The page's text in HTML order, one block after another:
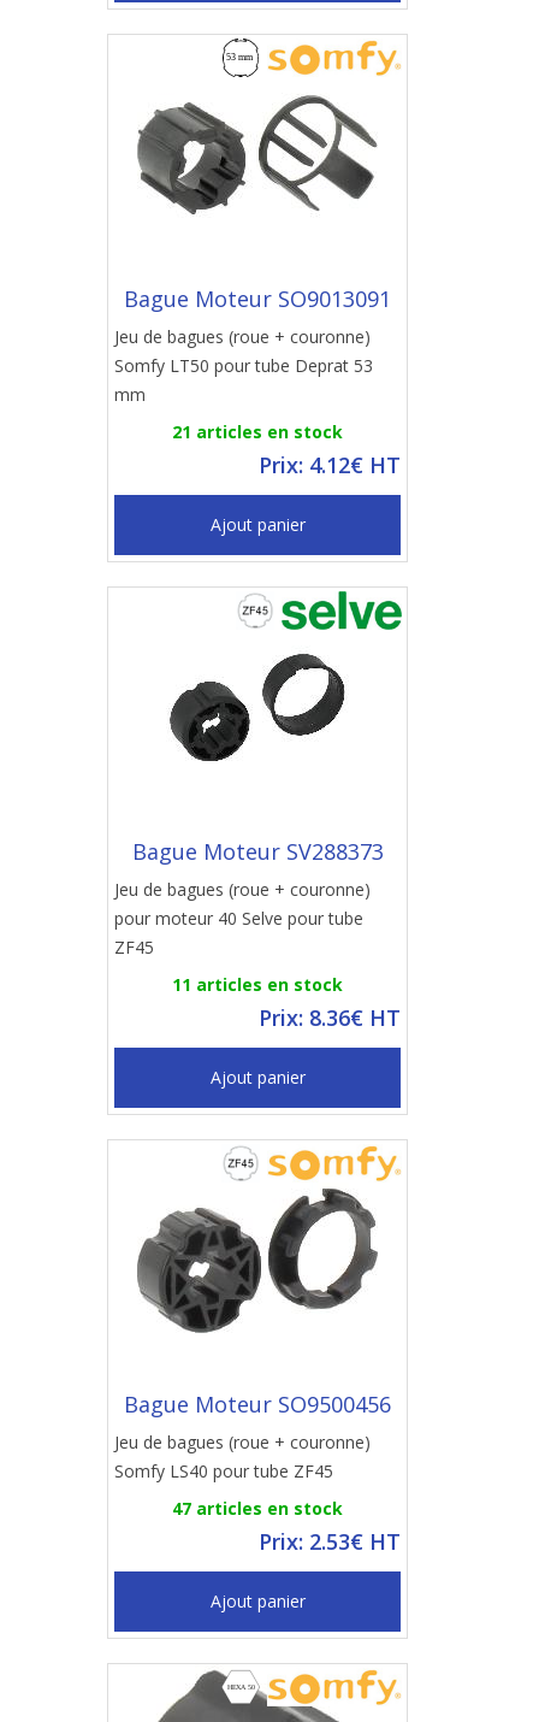
Bague Moteur SO9013091
Jeu de bagues (roue + couronne)
Somfy LT50 pour tube Deprat 53
mm
21 articles en stock
Prix: 4.12€ HT
Ajout panier
Bague Moteur SV288373
Jeu de bagues (roue + couronne)
pour moteur 40 Selve pour tube
ZF45
11 articles en stock
Prix: 8.36€ HT
Ajout panier
Bague Moteur SO9500456
Jeu de bagues (roue + couronne)
Somfy LS40 pour tube ZF45
47 articles en stock
Prix: 2.53€ HT
Ajout panier